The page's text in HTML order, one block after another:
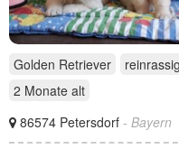
Golden Retriever reinrassig
2 Monate alt
86574 Petersdorf - Bayern